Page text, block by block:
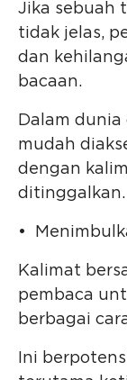
Jika sebuah
tidak jelas,
dan
bacaan.
Dalam
mudah
dengan
ditinggalkan.
•
Kalimat
pembaca
berbagai
Ini